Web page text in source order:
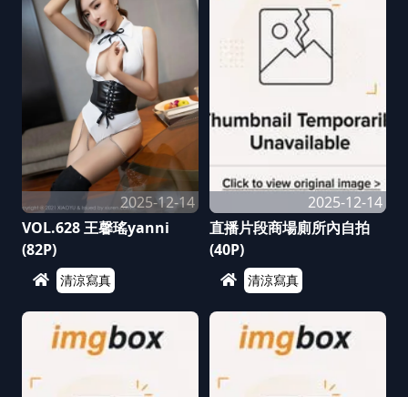
2025-12-14
VOL.628 王馨瑤yanni
(82P)
清涼寫真
2025-12-14
直播片段商場廁所內自拍
(40P)
清涼寫真